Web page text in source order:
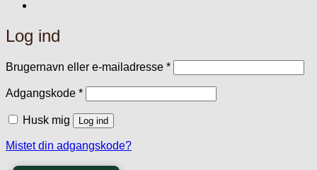
Log ind
Brugernavn eller e-mailadresse *Påkrævet
Adgangskode *Påkrævet
Husk mig Log ind
Mistet din adgangskode?